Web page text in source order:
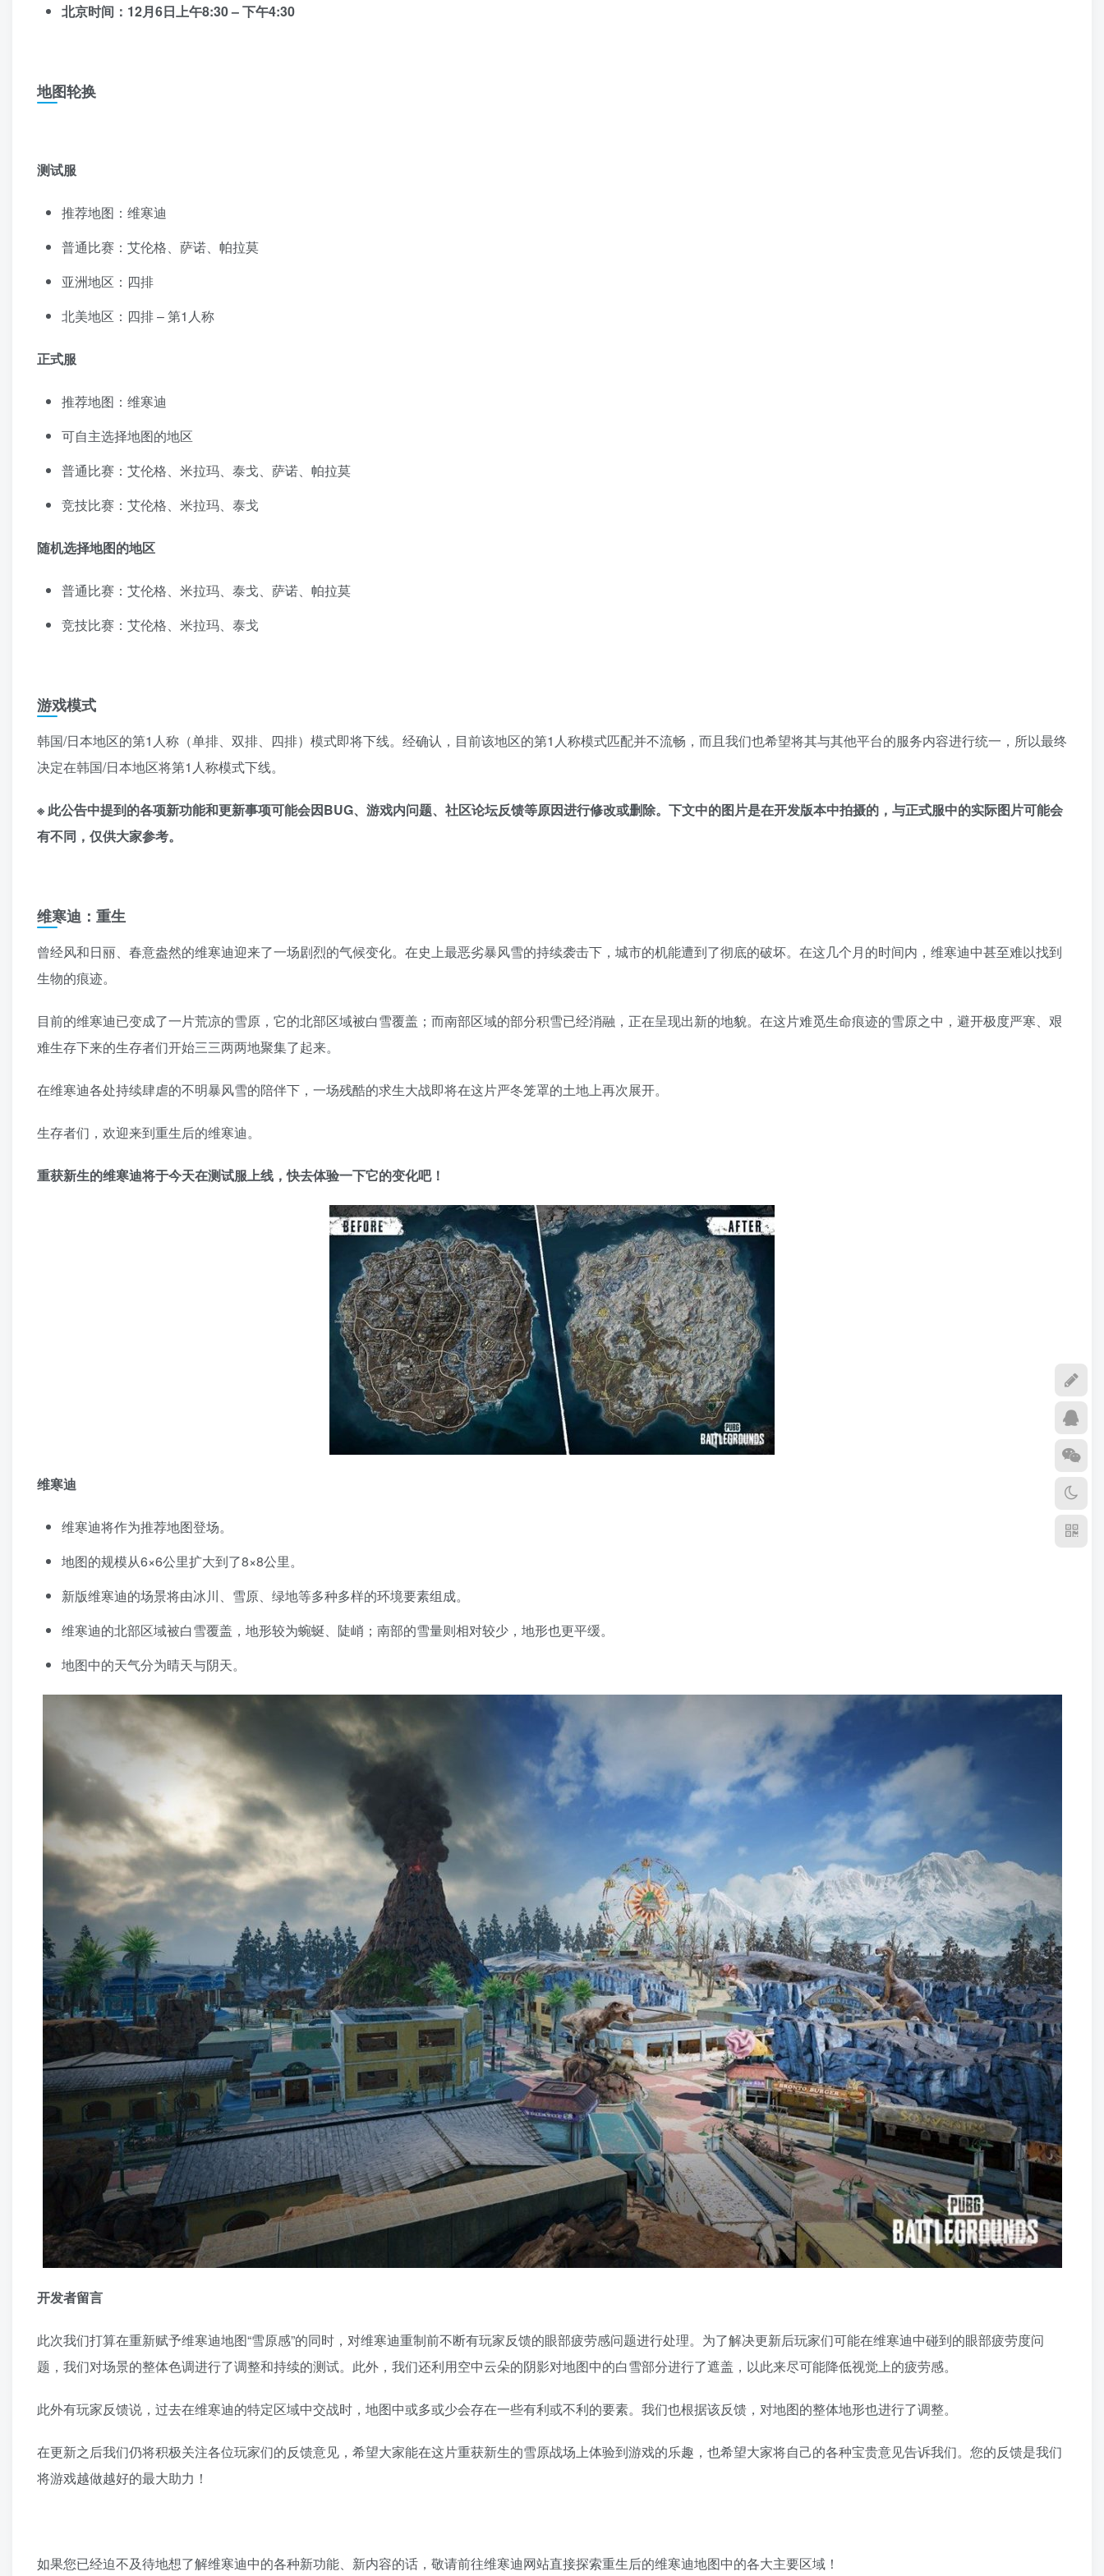
北京时间：12月6日上午8:30 – 下午4:30
地图轮换
测试服
推荐地图：维寒迪
普通比赛：艾伦格、萨诺、帕拉莫
亚洲地区：四排
北美地区：四排 – 第1人称
正式服
推荐地图：维寒迪
可自主选择地图的地区
普通比赛：艾伦格、米拉玛、泰戈、萨诺、帕拉莫
竞技比赛：艾伦格、米拉玛、泰戈
随机选择地图的地区
普通比赛：艾伦格、米拉玛、泰戈、萨诺、帕拉莫
竞技比赛：艾伦格、米拉玛、泰戈
游戏模式
韩国/日本地区的第1人称（单排、双排、四排）模式即将下线。经确认，目前该地区的第1人称模式匹配并不流畅，而且我们也希望将其与其他平台的服务内容进行统一，所以最终
决定在韩国/日本地区将第1人称模式下线。
※ 此公告中提到的各项新功能和更新事项可能会因BUG、游戏内问题、社区论坛反馈等原因进行修改或删除。下文中的图片是在开发版本中拍摄的，与正式服中的实际图片可能会
有不同，仅供大家参考。
维寒迪：重生
曾经风和日丽、春意盎然的维寒迪迎来了一场剧烈的气候变化。在史上最恶劣暴风雪的持续袭击下，城市的机能遭到了彻底的破坏。在这几个月的时间内，维寒迪中甚至难以找到
生物的痕迹。
目前的维寒迪已变成了一片荒凉的雪原，它的北部区域被白雪覆盖；而南部区域的部分积雪已经消融，正在呈现出新的地貌。在这片难觅生命痕迹的雪原之中，避开极度严寒、艰
难生存下来的生存者们开始三三两两地聚集了起来。
在维寒迪各处持续肆虐的不明暴风雪的陪伴下，一场残酷的求生大战即将在这片严冬笼罩的土地上再次展开。
生存者们，欢迎来到重生后的维寒迪。
重获新生的维寒迪将于今天在测试服上线，快去体验一下它的变化吧！
维寒迪
维寒迪将作为推荐地图登场。
地图的规模从6×6公里扩大到了8×8公里。
新版维寒迪的场景将由冰川、雪原、绿地等多种多样的环境要素组成。
维寒迪的北部区域被白雪覆盖，地形较为蜿蜒、陡峭；南部的雪量则相对较少，地形也更平缓。
地图中的天气分为晴天与阴天。
开发者留言
此次我们打算在重新赋予维寒迪地图“雪原感”的同时，对维寒迪重制前不断有玩家反馈的眼部疲劳感问题进行处理。为了解决更新后玩家们可能在维寒迪中碰到的眼部疲劳度问
题，我们对场景的整体色调进行了调整和持续的测试。此外，我们还利用空中云朵的阴影对地图中的白雪部分进行了遮盖，以此来尽可能降低视觉上的疲劳感。
此外有玩家反馈说，过去在维寒迪的特定区域中交战时，地图中或多或少会存在一些有利或不利的要素。我们也根据该反馈，对地图的整体地形也进行了调整。
在更新之后我们仍将积极关注各位玩家们的反馈意见，希望大家能在这片重获新生的雪原战场上体验到游戏的乐趣，也希望大家将自己的各种宝贵意见告诉我们。您的反馈是我们
将游戏越做越好的最大助力！
如果您已经迫不及待地想了解维寒迪中的各种新功能、新内容的话，敬请前往维寒迪网站直接探索重生后的维寒迪地图中的各大主要区域！